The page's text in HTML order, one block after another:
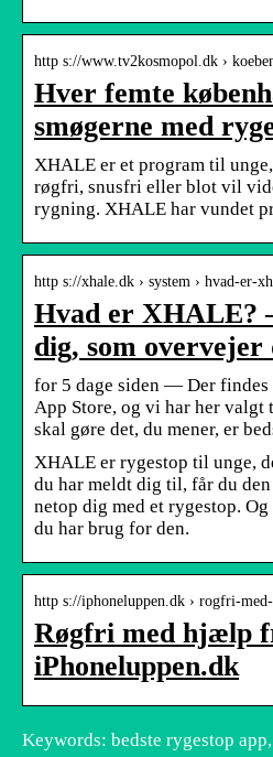
http s://www.tv2kosmopol.dk ›
Hver femte
smøgerne med
XHALE er et program til
røgfri, snusfri eller blot vil
rygning. XHALE har vundet
http s://xhale.dk › system › hvad-er-
Hvad er XHALE?
dig, som
for 5 dage siden — Der findes
App Store, og vi har her
skal gøre det, du mener, er
XHALE er rygestop til unge,
du har meldt dig til, får du
netop dig med et rygestop.
du har brug for den.
http s://iphoneluppen.dk › rogfri-
Røgfri med hjælp
iPhoneluppen.dk
Keywords: bedste rygestop